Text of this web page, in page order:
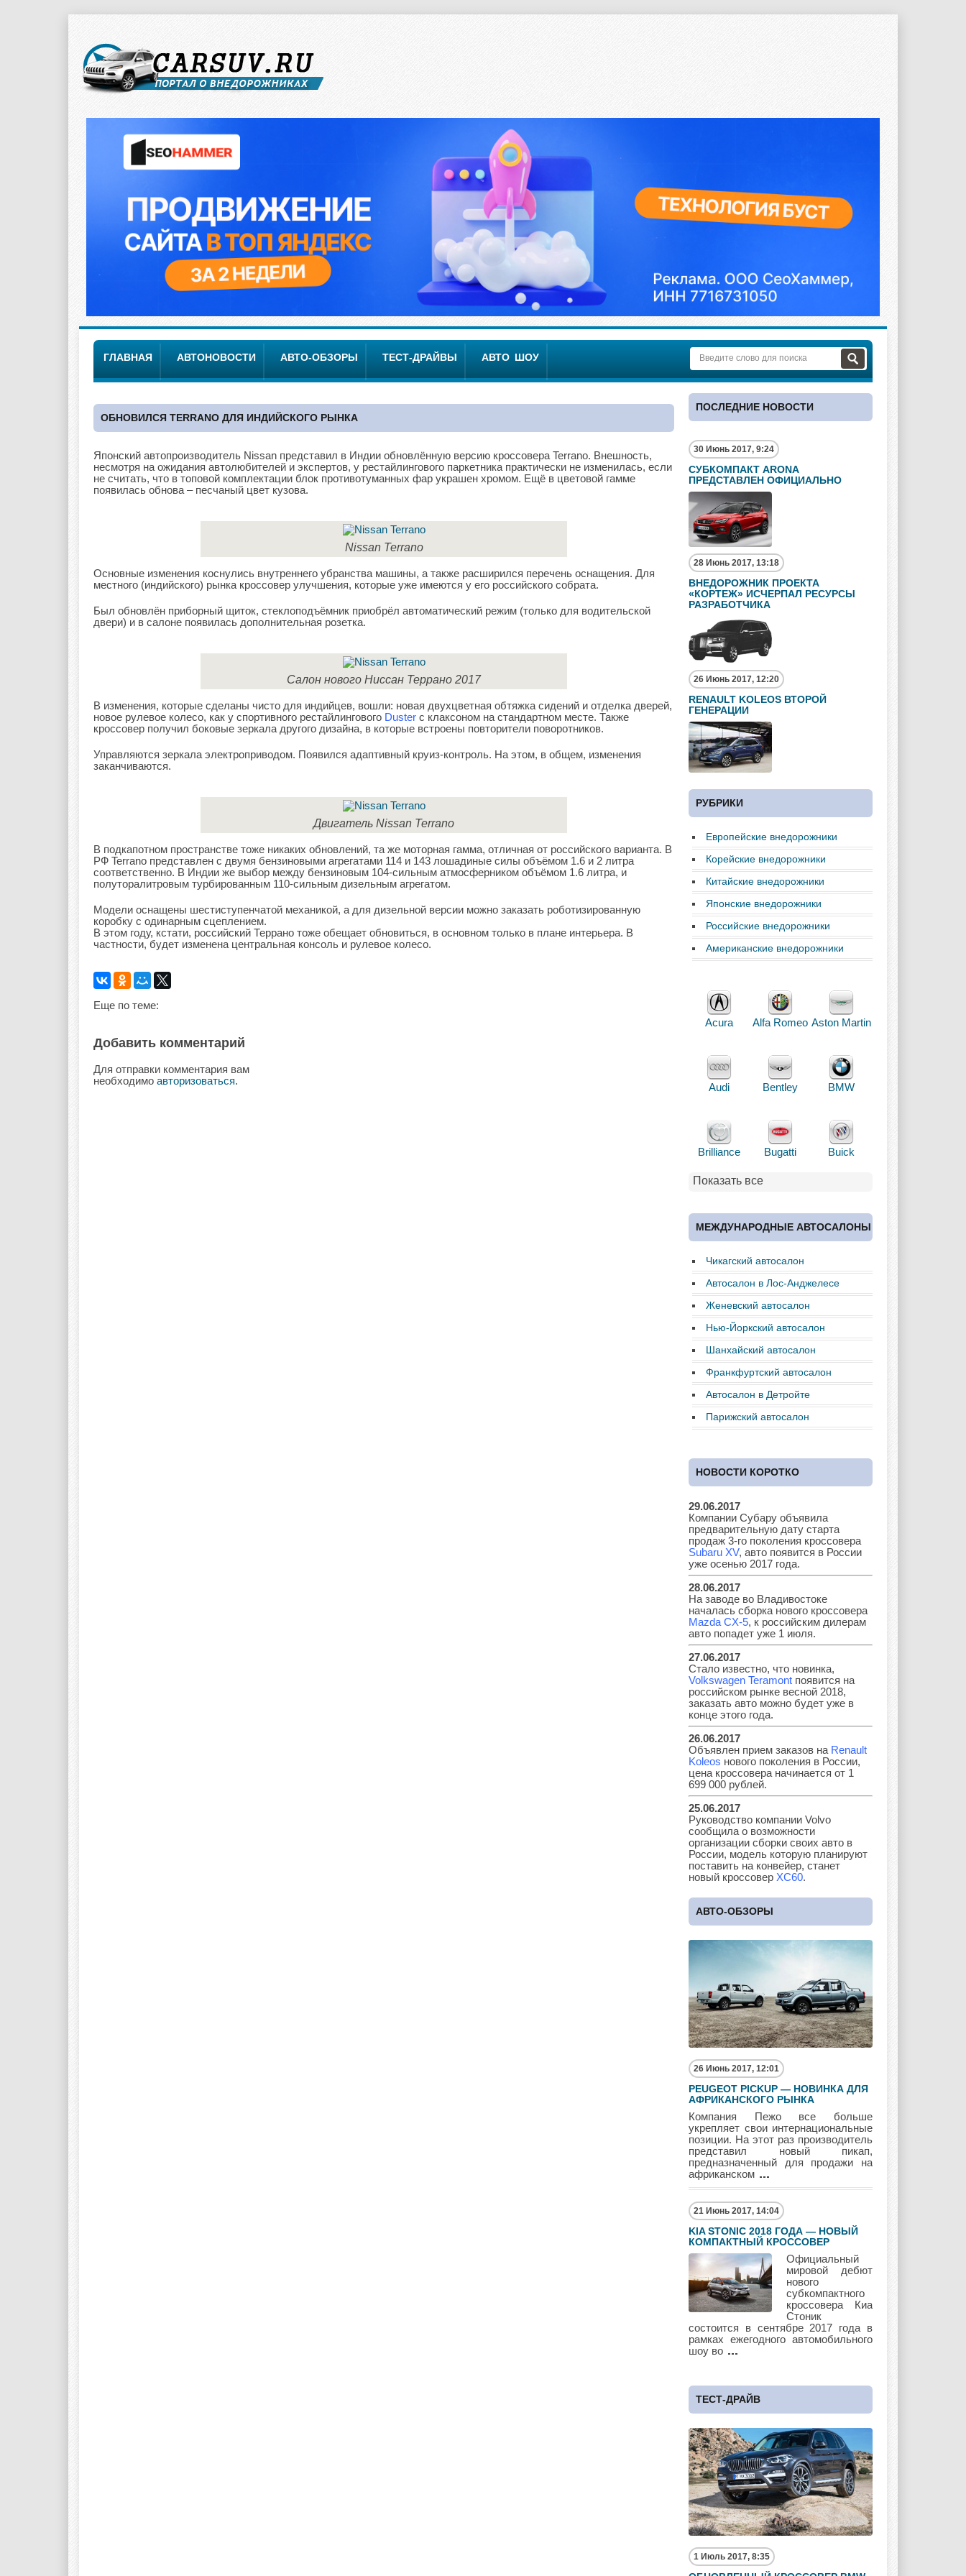
ГЛАВНАЯ АВТОНОВОСТИ АВТО-ОБЗОРЫ ТЕСТ-ДРАЙВЫ АВТО ШОУ
ОБНОВИЛСЯ TERRANO ДЛЯ ИНДИЙСКОГО РЫНКА
Японский автопроизводитель Nissan представил в Индии обновлённую версию кроссовера Terrano. Внешность,
несмотря на ожидания автолюбителей и экспертов, у рестайлингового паркетника практически не изменилась, если
не считать, что в топовой комплектации блок противотуманных фар украшен хромом. Ещё в цветовой гамме
появилась обнова – песчаный цвет кузова.
Nissan Terrano
Основные изменения коснулись внутреннего убранства машины, а также расширился перечень оснащения. Для
местного (индийского) рынка кроссовер улучшения, которые уже имеются у его российского собрата.
Был обновлён приборный щиток, стеклоподъёмник приобрёл автоматический режим (только для водительской
двери) и в салоне появилась дополнительная розетка.
Салон нового Ниссан Террано 2017
В изменения, которые сделаны чисто для индийцев, вошли: новая двухцветная обтяжка сидений и отделка дверей,
новое рулевое колесо, как у спортивного рестайлингового Duster с клаксоном на стандартном месте. Также
кроссовер получил боковые зеркала другого дизайна, в которые встроены повторители поворотников.
Управляются зеркала электроприводом. Появился адаптивный круиз-контроль. На этом, в общем, изменения
заканчиваются.
Двигатель Nissan Terrano
В подкапотном пространстве тоже никаких обновлений, та же моторная гамма, отличная от российского варианта. В
РФ Terrano представлен с двумя бензиновыми агрегатами 114 и 143 лошадиные силы объёмом 1.6 и 2 литра
соответственно. В Индии же выбор между бензиновым 104-сильным атмосферником объёмом 1.6 литра, и
полуторалитровым турбированным 110-сильным дизельным агрегатом.
Модели оснащены шестиступенчатой механикой, а для дизельной версии можно заказать роботизированную
коробку с одинарным сцеплением.
В этом году, кстати, российский Террано тоже обещает обновиться, в основном только в плане интерьера. В
частности, будет изменена центральная консоль и рулевое колесо.
Еще по теме:
Добавить комментарий
Для отправки комментария вам
необходимо авторизоваться.
ПОСЛЕДНИЕ НОВОСТИ
30 Июнь 2017, 9:24
СУБКОМПАКТ ARONA
ПРЕДСТАВЛЕН ОФИЦИАЛЬНО
28 Июнь 2017, 13:18
ВНЕДОРОЖНИК ПРОЕКТА
«КОРТЕЖ» ИСЧЕРПАЛ РЕСУРСЫ
РАЗРАБОТЧИКА
26 Июнь 2017, 12:20
RENAULT KOLEOS ВТОРОЙ
ГЕНЕРАЦИИ
РУБРИКИ
Европейские внедорожники
Корейские внедорожники
Китайские внедорожники
Японские внедорожники
Российские внедорожники
Американские внедорожники
Acura Alfa Romeo Aston Martin
Audi Bentley BMW
Brilliance Bugatti Buick
Cadillac Chery Chevrolet
Chrysler Citroen Dacia
Daewoo Dodge
Fiat Ford Great Wall
GAZ Geely
Honda Hyundai Infiniti
JAC Jaguar
Kia Lada Lamborghini
Lancia
Lexus Lotus Lincoln
Maserati Maybach Mazda
Mercedes Mercury Mini
Mitsubishi Nissan Opel
Pagani Peugeot
Porshe Renault Rolls Royce
Rover Saab Scion
Seat Skoda
Subaru Suzuki
Volvo Zotye
Показать все
МЕЖДУНАРОДНЫЕ АВТОСАЛОНЫ
Чикагский автосалон
Автосалон в Лос-Анджелесе
Женевский автосалон
Нью-Йоркский автосалон
Шанхайский автосалон
Франкфуртский автосалон
Автосалон в Детройте
Парижский автосалон
НОВОСТИ КОРОТКО
29.06.2017
Компании Субару объявила
предварительную дату старта
продаж 3-го поколения кроссовера
Subaru XV, авто появится в России
уже осенью 2017 года.
28.06.2017
На заводе во Владивостоке
началась сборка нового кроссовера
Mazda CX-5, к российским дилерам
авто попадет уже 1 июля.
27.06.2017
Стало известно, что новинка,
Volkswagen Teramont появится на
российском рынке весной 2018,
заказать авто можно будет уже в
конце этого года.
26.06.2017
Объявлен прием заказов на Renault
Koleos нового поколения в России,
цена кроссовера начинается от 1
699 000 рублей.
25.06.2017
Руководство компании Volvo
сообщила о возможности
организации сборки своих авто в
России, модель которую планируют
поставить на конвейер, станет
новый кроссовер XC60.
АВТО-ОБЗОРЫ
26 Июнь 2017, 12:01
PEUGEOT PICKUP — НОВИНКА ДЛЯ
АФРИКАНСКОГО РЫНКА
Компания Пежо все больше
укрепляет свои интернациональные
позиции. На этот раз производитель
представил новый пикап,
предназначенный для продажи на
африканском
21 Июнь 2017, 14:04
KIA STONIC 2018 ГОДА — НОВЫЙ
КОМПАКТНЫЙ КРОССОВЕР
Официальный
мировой дебют
нового
субкомпактного
кроссовера Киа
Стоник
состоится в сентябре 2017 года в
рамках ежегодного автомобильного
шоу во
ТЕСТ-ДРАЙВ
1 Июль 2017, 8:35